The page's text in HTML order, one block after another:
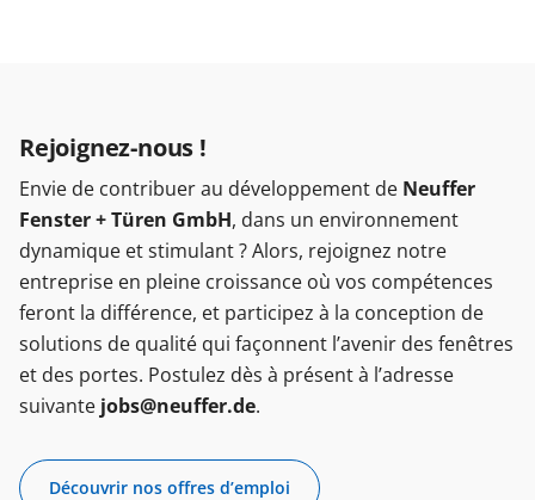
Rejoignez-nous !
Envie de contribuer au développement de Neuffer
Fenster + Türen GmbH, dans un environnement
dynamique et stimulant ? Alors, rejoignez notre
entreprise en pleine croissance où vos compétences
feront la différence, et participez à la conception de
solutions de qualité qui façonnent l’avenir des fenêtres
et des portes. Postulez dès à présent à l’adresse
suivante jobs@neuffer.de.
Découvrir nos offres d’emploi